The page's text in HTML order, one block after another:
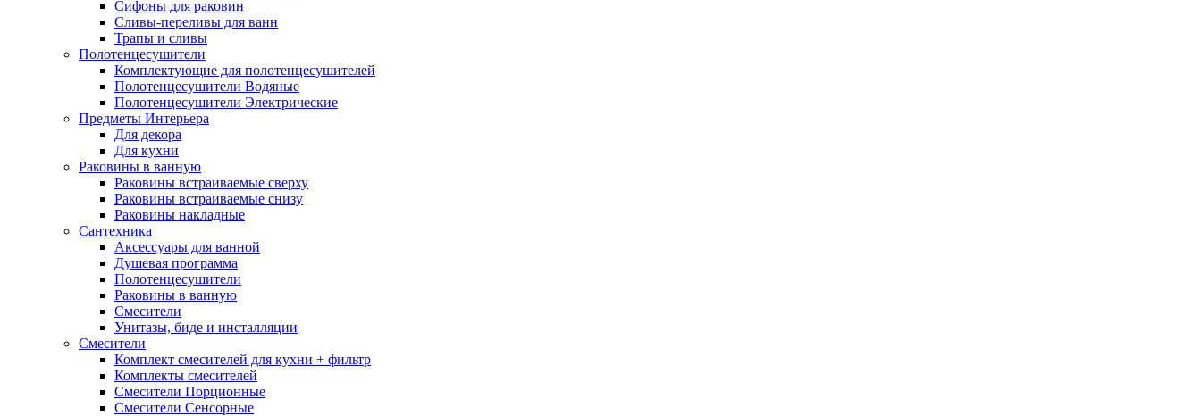
Сифоны для раковин
Сливы-переливы для ванн
Трапы и сливы
Полотенцесушители
Комплектующие для полотенцесушителей
Полотенцесушители Водяные
Полотенцесушители Электрические
Предметы Интерьера
Для декора
Для кухни
Раковины в ванную
Раковины встраиваемые сверху
Раковины встраиваемые снизу
Раковины накладные
Сантехника
Аксессуары для ванной
Душевая программа
Полотенцесушители
Раковины в ванную
Смесители
Унитазы, биде и инсталляции
Смесители
Комплект смесителей для кухни + фильтр
Комплекты смесителей
Смесители Порционные
Смесители Сенсорные